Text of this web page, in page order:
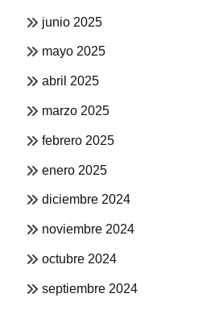
junio 2025
mayo 2025
abril 2025
marzo 2025
febrero 2025
enero 2025
diciembre 2024
noviembre 2024
octubre 2024
septiembre 2024